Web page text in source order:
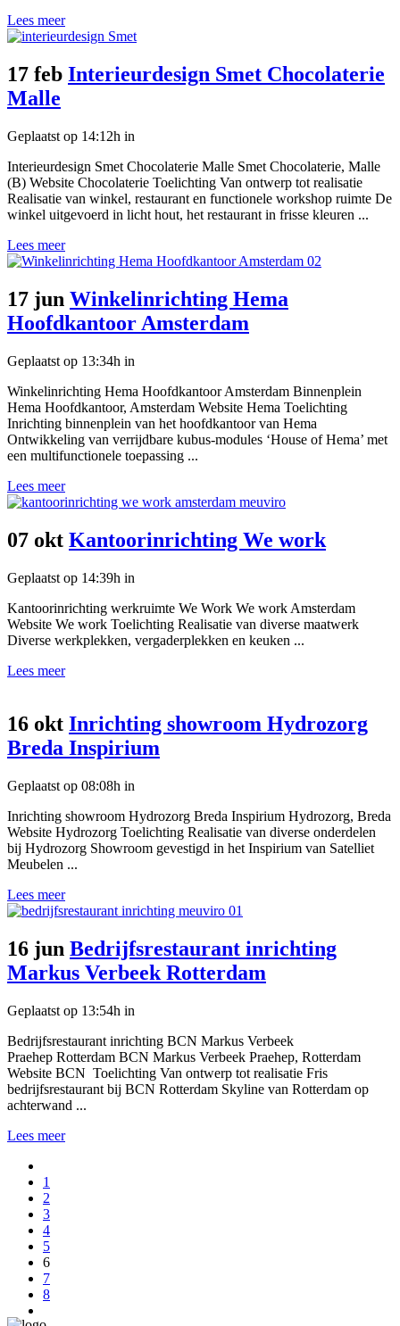
Lees meer
17 feb Interieurdesign Smet Chocolaterie
Malle
Geplaatst op 14:12h in
Interieurdesign Smet Chocolaterie Malle Smet Chocolaterie, Malle
(B) Website Chocolaterie Toelichting Van ontwerp tot realisatie
Realisatie van winkel, restaurant en functionele workshop ruimte De
winkel uitgevoerd in licht hout, het restaurant in frisse kleuren ...
Lees meer
17 jun Winkelinrichting Hema
Hoofdkantoor Amsterdam
Geplaatst op 13:34h in
Winkelinrichting Hema Hoofdkantoor Amsterdam Binnenplein
Hema Hoofdkantoor, Amsterdam Website Hema Toelichting
Inrichting binnenplein van het hoofdkantoor van Hema
Ontwikkeling van verrijdbare kubus-modules ‘House of Hema’ met
een multifunctionele toepassing ...
Lees meer
07 okt Kantoorinrichting We work
Geplaatst op 14:39h in
Kantoorinrichting werkruimte We Work We work Amsterdam
Website We work Toelichting Realisatie van diverse maatwerk
Diverse werkplekken, vergaderplekken en keuken ...
Lees meer
16 okt Inrichting showroom Hydrozorg
Breda Inspirium
Geplaatst op 08:08h in
Inrichting showroom Hydrozorg Breda Inspirium Hydrozorg, Breda
Website Hydrozorg Toelichting Realisatie van diverse onderdelen
bij Hydrozorg Showroom gevestigd in het Inspirium van Satelliet
Meubelen ...
Lees meer
16 jun Bedrijfsrestaurant inrichting
Markus Verbeek Rotterdam
Geplaatst op 13:54h in
Bedrijfsrestaurant inrichting BCN Markus Verbeek
Praehep Rotterdam BCN Markus Verbeek Praehep, Rotterdam
Website BCN Toelichting Van ontwerp tot realisatie Fris
bedrijfsrestaurant bij BCN Rotterdam Skyline van Rotterdam op
achterwand ...
Lees meer
1
2
3
4
5
6
7
8